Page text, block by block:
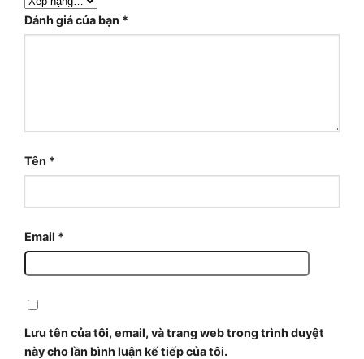
Đánh giá của bạn *
Tên *
Email *
Lưu tên của tôi, email, và trang web trong trình duyệt
này cho lần bình luận kế tiếp của tôi.